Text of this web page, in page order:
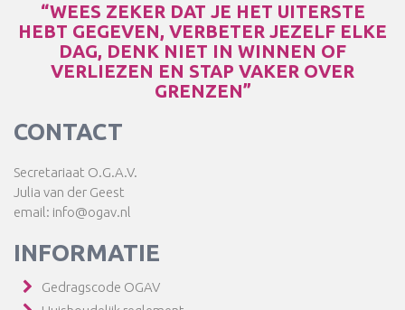
“WEES ZEKER DAT JE HET UITERSTE
HEBT GEGEVEN, VERBETER JEZELF ELKE
DAG, DENK NIET IN WINNEN OF
VERLIEZEN EN STAP VAKER OVER
GRENZEN”
CONTACT
Secretariaat O.G.A.V.
Julia van der Geest
email: info@ogav.nl
INFORMATIE
Gedragscode OGAV